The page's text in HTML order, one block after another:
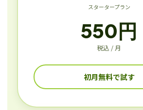
スタータープラン
550円
税込 / 月
初月無料で試す